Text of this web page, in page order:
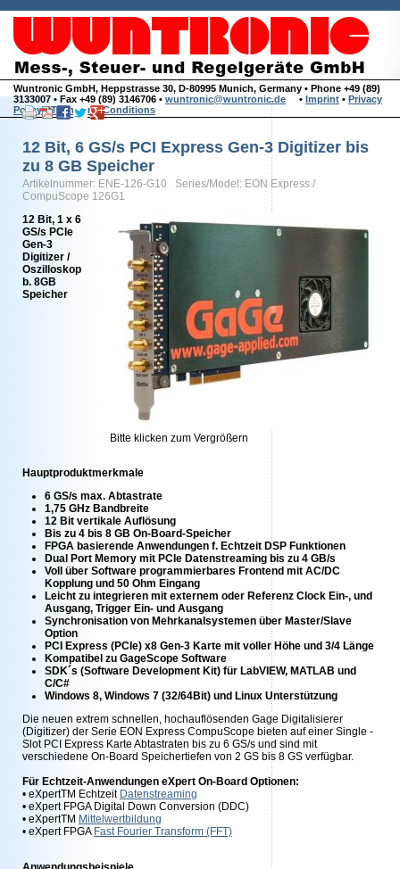
Wuntronic GmbH, Heppstrasse 30, D-80995 Munich, Germany • Phone +49 (89)
3133007 • Fax +49 (89) 3146706 • wuntronic@wuntronic.de • Imprint • Privacy
Policy•Terms and Conditions
12 Bit, 6 GS/s PCI Express Gen-3 Digitizer bis
zu 8 GB Speicher
Artikelnummer: ENE-126-G10 Series/Model: EON Express /
CompuScope 126G1
Bitte klicken zum Vergrößern
12 Bit, 1 x 6
GS/s PCIe
Gen-3
Digitizer /
Oszilloskop
b. 8GB
Speicher
Hauptproduktmerkmale
6 GS/s max. Abtastrate
1,75 GHz Bandbreite
12 Bit vertikale Auflösung
Bis zu 4 bis 8 GB On-Board-Speicher
FPGA basierende Anwendungen f. Echtzeit DSP Funktionen
Dual Port Memory mit PCIe Datenstreaming bis zu 4 GB/s
Voll über Software programmierbares Frontend mit AC/DC
Kopplung und 50 Ohm Eingang
Leicht zu integrieren mit externem oder Referenz Clock Ein-, und
Ausgang, Trigger Ein- und Ausgang
Synchronisation von Mehrkanalsystemen über Master/Slave
Option
PCI Express (PCIe) x8 Gen-3 Karte mit voller Höhe und 3/4 Länge
Kompatibel zu GageScope Software
SDK´s (Software Development Kit) für LabVIEW, MATLAB und
C/C#
Windows 8, Windows 7 (32/64Bit) und Linux Unterstützung
Die neuen extrem schnellen, hochauflösenden Gage Digitalisierer
(Digitizer) der Serie EON Express CompuScope bieten auf einer Single -
Slot PCI Express Karte Abtastraten bis zu 6 GS/s und sind mit
verschiedene On-Board Speichertiefen von 2 GS bis 8 GS verfügbar.
Für Echtzeit-Anwendungen eXpert On-Board Optionen:
• eXpertTM Echtzeit Datenstreaming
• eXpert FPGA Digital Down Conversion (DDC)
• eXpertTM Mittelwertbildung
• eXpert FPGA Fast Fourier Transform (FFT)